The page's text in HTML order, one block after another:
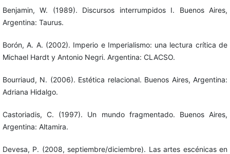
Benjamin, W. (1989). Discursos interrumpidos I. Buenos Aires,
Argentina: Taurus.
Borón, A. A. (2002). Imperio e Imperialismo: una lectura crítica de
Michael Hardt y Antonio Negri. Argentina: CLACSO.
Bourriaud, N. (2006). Estética relacional. Buenos Aires, Argentina:
Adriana Hidalgo.
Castoriadis, C. (1997). Un mundo fragmentado. Buenos Aires,
Argentina: Altamira.
Devesa, P. (2008, septiembre/diciembre). Las artes escénicas en